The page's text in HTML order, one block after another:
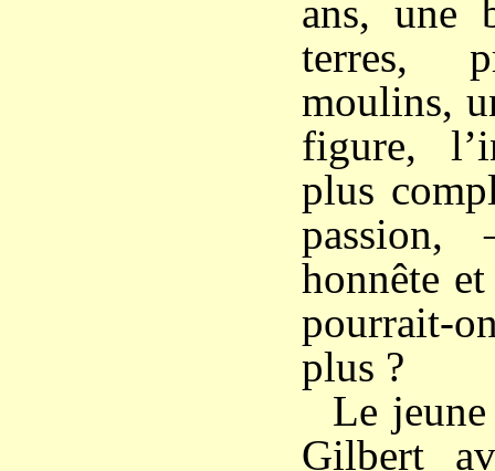
ans, une
terres,
moulins,
figure,
plus
passion,
honnête
plus ?
Le
Gilbert